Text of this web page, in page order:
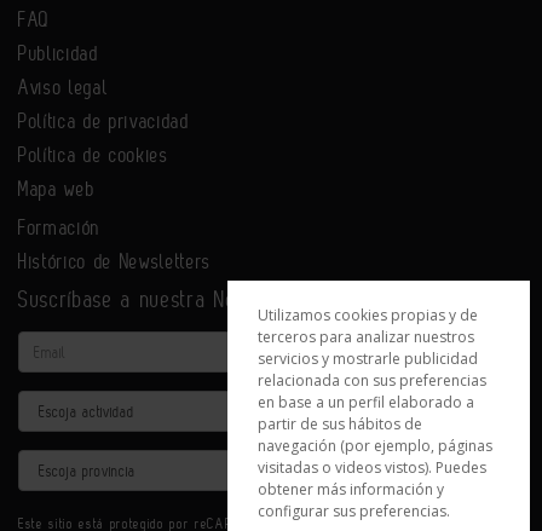
FAQ
Publicidad
Aviso legal
Política de privacidad
Política de cookies
Mapa web
Formación
Histórico de Newsletters
Suscríbase a nuestra Newsletter
Email
Actividad
Provincia
Este sitio está protegido por reCAPTCHA y se aplican la
Utilizamos cookies propias y de
terceros para analizar nuestros
servicios y mostrarle publicidad
relacionada con sus preferencias
en base a un perfil elaborado a
partir de sus hábitos de
navegación (por ejemplo, páginas
visitadas o videos vistos). Puedes
obtener más información y
configurar sus preferencias.